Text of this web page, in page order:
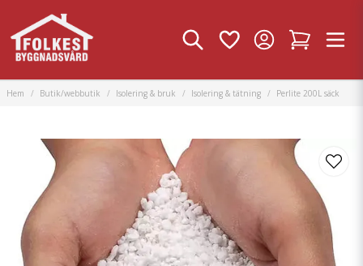
Hem Butik/webbutik Isolering & bruk Isolering & tätning Perlite 200L säck